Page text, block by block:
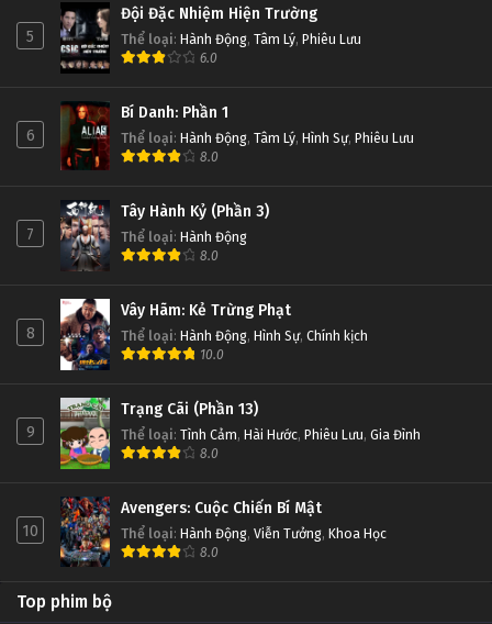
5
Đội Đặc Nhiệm Hiện Trường
Thể loại: Hành Động, Tâm Lý, Phiêu Lưu
6.0
6
Bí Danh: Phần 1
Thể loại: Hành Động, Tâm Lý, Hình Sự, Phiêu Lưu
8.0
7
Tây Hành Kỷ (Phần 3)
Thể loại: Hành Động
8.0
8
Vây Hãm: Kẻ Trừng Phạt
Thể loại: Hành Động, Hình Sự, Chính kịch
10.0
9
Trạng Cãi (Phần 13)
Thể loại: Tình Cảm, Hài Hước, Phiêu Lưu, Gia Đình
8.0
10
Avengers: Cuộc Chiến Bí Mật
Thể loại: Hành Động, Viễn Tưởng, Khoa Học
8.0
Top phim bộ